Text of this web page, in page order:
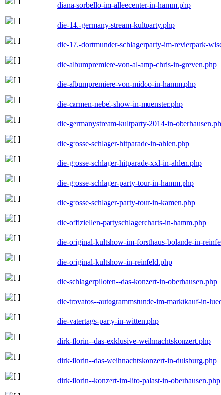
diana-sorbello-im-alleecenter-in-hamm.php
die-14.-germany-stream-kultparty.php
die-17.-dortmunder-schlagerparty-im-revierpark-
die-albumpremiere-von-al-amp-chris-in-greven.php
die-albumpremiere-von-midoo-in-hamm.php
die-carmen-nebel-show-in-muenster.php
die-germanystream-kultparty-2014-in-
die-grosse-schlager-hitparade-in-ahlen.php
die-grosse-schlager-hitparade-xxl-in-ahlen.php
die-grosse-schlager-party-tour-in-hamm.php
die-grosse-schlager-party-tour-in-kamen.php
die-offiziellen-partyschlagercharts-in-hamm.php
die-original-kultshow-im-forsthaus-bolande-in-
die-original-kultshow-in-reinfeld.php
die-schlagerpiloten--das-konzert-in-oberhausen.php
die-trovatos--autogrammstunde-im-marktkauf-in-
die-vatertags-party-in-witten.php
dirk-florin--das-exklusive-weihnachtskonzert.php
dirk-florin--das-weihnachtskonzert-in-duisburg.php
dirk-florin--konzert-im-lito-palast-in-oberhausen.php